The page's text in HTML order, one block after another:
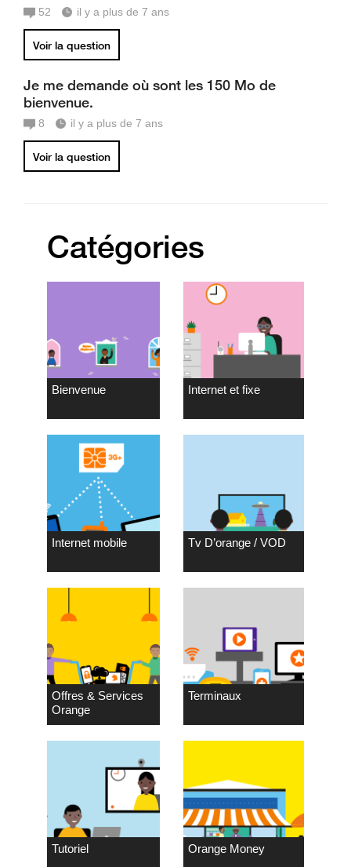
52 il y a plus de 7 ans
Voir la question
Je me demande où sont les 150 Mo de
bienvenue.
8 il y a plus de 7 ans
Voir la question
Catégories
Bienvenue Internet et fixe
Internet mobile Tv D’orange / VOD
Offres & Services
Orange
Terminaux
Tutoriel Orange Money